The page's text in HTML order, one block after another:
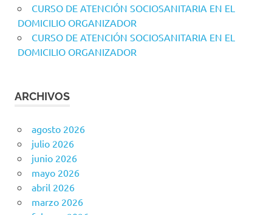
CURSO DE ATENCIÓN SOCIOSANITARIA EN EL
DOMICILIO ORGANIZADOR
CURSO DE ATENCIÓN SOCIOSANITARIA EN EL
DOMICILIO ORGANIZADOR
ARCHIVOS
agosto 2026
julio 2026
junio 2026
mayo 2026
abril 2026
marzo 2026